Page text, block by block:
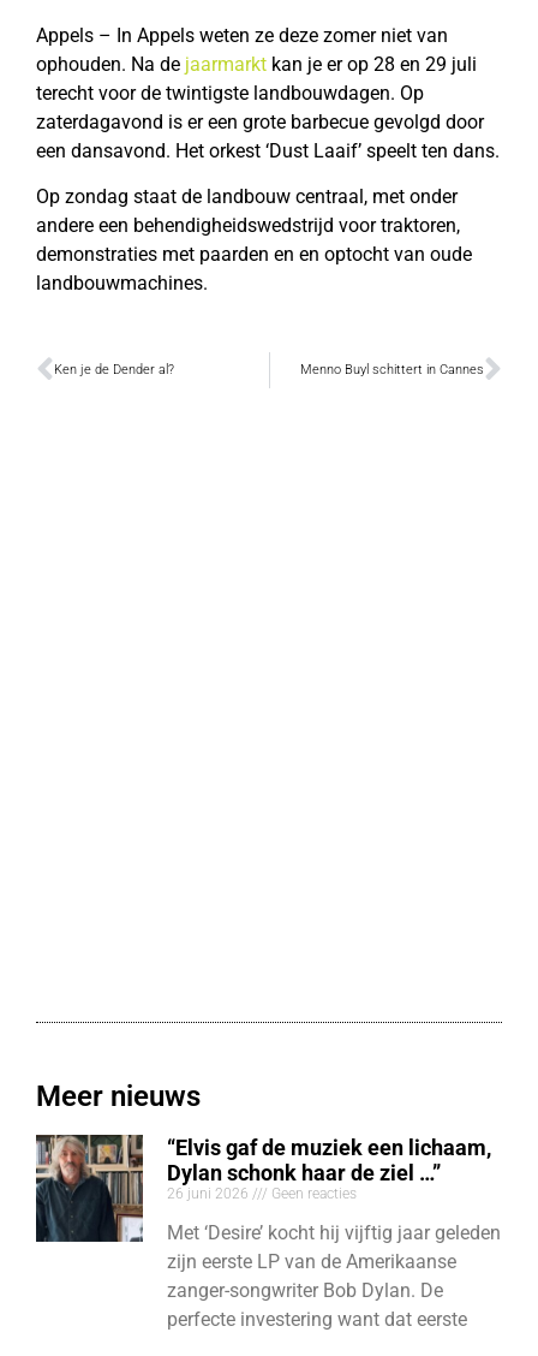
Appels – In Appels weten ze deze zomer niet van
ophouden. Na de jaarmarkt kan je er op 28 en 29 juli
terecht voor de twintigste landbouwdagen. Op
zaterdagavond is er een grote barbecue gevolgd door
een dansavond. Het orkest ‘Dust Laaif’ speelt ten dans.
Op zondag staat de landbouw centraal, met onder
andere een behendigheidswedstrijd voor traktoren,
demonstraties met paarden en en optocht van oude
landbouwmachines.
Ken je de Dender al? Menno Buyl schittert in Cannes
Meer nieuws
“Elvis gaf de muziek een lichaam,
Dylan schonk haar de ziel …”
26 juni 2026 Geen reacties
Met ‘Desire’ kocht hij vijftig jaar geleden
zijn eerste LP van de Amerikaanse
zanger-songwriter Bob Dylan. De
perfecte investering want dat eerste